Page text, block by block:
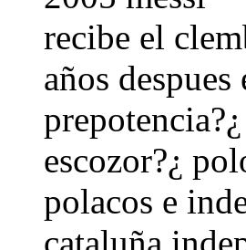
recibe el
años
escozor?¿
polacos e